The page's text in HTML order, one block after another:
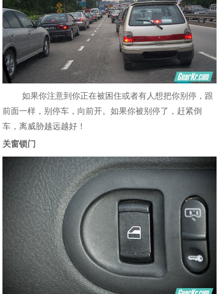
如果你注意到你正在被困住或者有人想把你别停，跟
前面一样，别停车，向前开。如果你被别停了，赶紧倒
车，离威胁越远越好！
关窗锁门